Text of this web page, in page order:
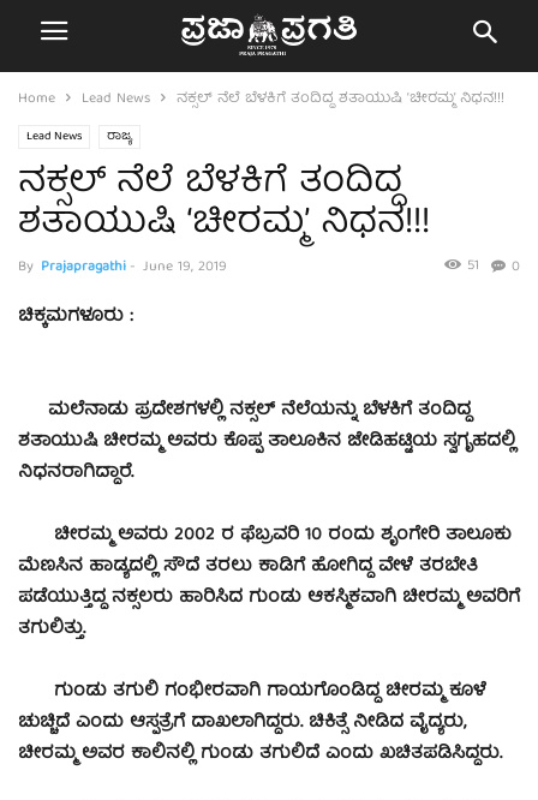
Home Lead News ನಕ್ಸಲ್ ನೆಲೆ ಬೆಳಕಿಗೆ ತಂದಿದ್ದ ಶತಾಯುಷಿ ‘ಚೀರಮ್ಮ’ ನಿಧನ!!!
Lead News ರಾಜ್ಯ
ನಕ್ಸಲ್ ನೆಲೆ ಬೆಳಕಿಗೆ ತಂದಿದ್ದ
ಶತಾಯುಷಿ ‘ಚೀರಮ್ಮ’ ನಿಧನ!!!
By Prajapragathi- June 19, 2019 0
51
ಚಿಕ್ಕಮಗಳೂರು :
ಮಲೆನಾಡು ಪ್ರದೇಶಗಳಲ್ಲಿ ನಕ್ಸಲ್ ನೆಲೆಯನ್ನು ಬೆಳಕಿಗೆ ತಂದಿದ್ದ
ಶತಾಯುಷಿ ಚೀರಮ್ಮ ಅವರು ಕೊಪ್ಪ ತಾಲೂಕಿನ ಜೇಡಿಹಟ್ಟಿಯ ಸ್ವಗೃಹದಲ್ಲಿ
ನಿಧನರಾಗಿದ್ದಾರೆ.
ಚೀರಮ್ಮ ಅವರು 2002 ರ ಫೆಬ್ರವರಿ 10 ರಂದು ಶೃಂಗೇರಿ ತಾಲೂಕು
ಮೆಣಸಿನ ಹಾಡ್ಯದಲ್ಲಿ ಸೌದೆ ತರಲು ಕಾಡಿಗೆ ಹೋಗಿದ್ದ ವೇಳೆ ತರಬೇತಿ
ಪಡೆಯುತ್ತಿದ್ದ ನಕ್ಸಲರು ಹಾರಿಸಿದ ಗುಂಡು ಆಕಸ್ಮಿಕವಾಗಿ ಚೀರಮ್ಮ ಅವರಿಗೆ
ತಗುಲಿತ್ತು.
ಗುಂಡು ತಗುಲಿ ಗಂಭೀರವಾಗಿ ಗಾಯಗೊಂಡಿದ್ದ ಚೀರಮ್ಮ ಕೂಳೆ
ಚುಚ್ಚಿದೆ ಎಂದು ಆಸ್ಪತ್ರೆಗೆ ದಾಖಲಾಗಿದ್ದರು. ಚಿಕಿತ್ಸೆ ನೀಡಿದ ವೈದ್ಯರು,
ಚೀರಮ್ಮ ಅವರ ಕಾಲಿನಲ್ಲಿ ಗುಂಡು ತಗುಲಿದೆ ಎಂದು ಖಚಿತಪಡಿಸಿದ್ದರು.